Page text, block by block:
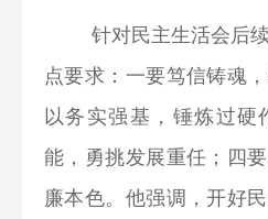
针对民主生活会后
点要求：一要笃信铸魂
以务实强基，锤炼过硬
能，勇挑发展重任；四
廉本色。他强调，开好